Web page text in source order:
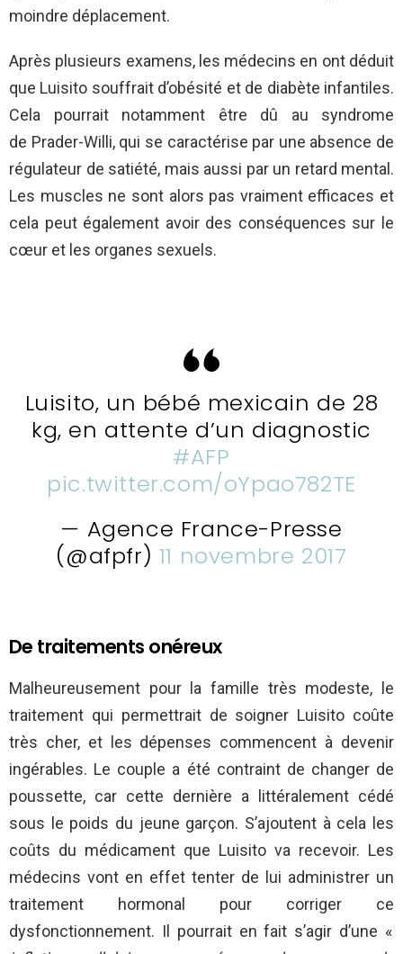
moindre déplacement.
Après plusieurs examens, les médecins en ont déduit
que Luisito souffrait d’obésité et de diabète infantiles.
Cela pourrait notamment être dû au syndrome
de Prader-Willi, qui se caractérise par une absence de
régulateur de satiété, mais aussi par un retard mental.
Les muscles ne sont alors pas vraiment efficaces et
cela peut également avoir des conséquences sur le
cœur et les organes sexuels.
Luisito, un bébé mexicain de 28
kg, en attente d’un diagnostic
#AFP
pic.twitter.com/oYpao782TE
— Agence France-Presse
(@afpfr) 11 novembre 2017
De traitements onéreux
Malheureusement pour la famille très modeste, le
traitement qui permettrait de soigner Luisito coûte
très cher, et les dépenses commencent à devenir
ingérables. Le couple a été contraint de changer de
poussette, car cette dernière a littéralement cédé
sous le poids du jeune garçon. S’ajoutent à cela les
coûts du médicament que Luisito va recevoir. Les
médecins vont en effet tenter de lui administrer un
traitement hormonal pour corriger ce
dysfonctionnement. Il pourrait en fait s’agir d’une «